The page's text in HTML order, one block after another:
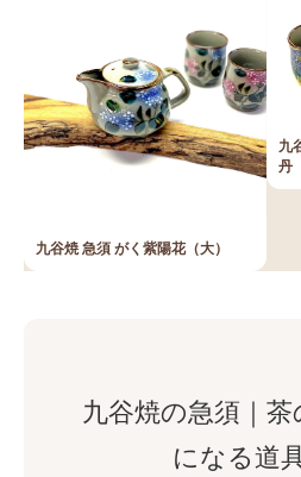
九谷焼 急須 がく紫陽花（大）
九
丹
九谷焼の急須｜
になる道